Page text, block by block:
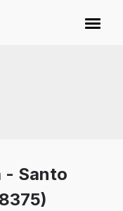
- Santo